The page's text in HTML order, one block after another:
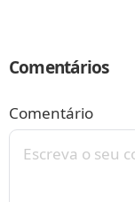
Comentários
Comentário